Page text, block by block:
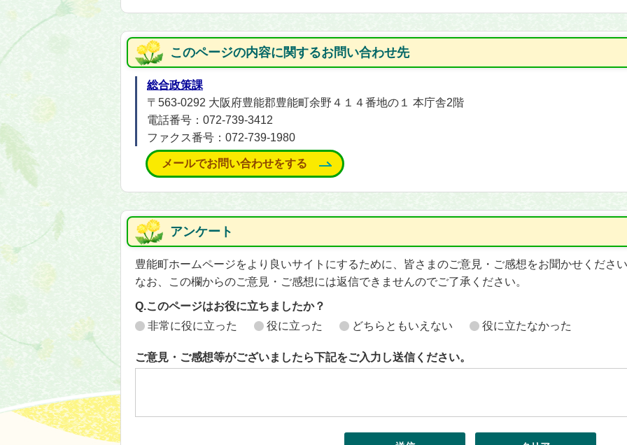
このページの内容に関するお問い合わせ先
総合政策課
〒563-0292 大阪府豊能郡豊能町余野４１４番地の１ 本庁舎2階
電話番号：072-739-3412
ファクス番号：072-739-1980
メールでお問い合わせをする
アンケート
豊能町ホームページをより良いサイトにするために、皆さまのご意見・ご感想をお聞かせくださ
なお、この欄からのご意見・ご感想には返信できませんのでご了承ください。
Q.このページはお役に立ちましたか？
非常に役に立った
役に立った どちらともいえない 役に立たなかった
ご意見・ご感想等がございましたら下記をご入力し送信ください。